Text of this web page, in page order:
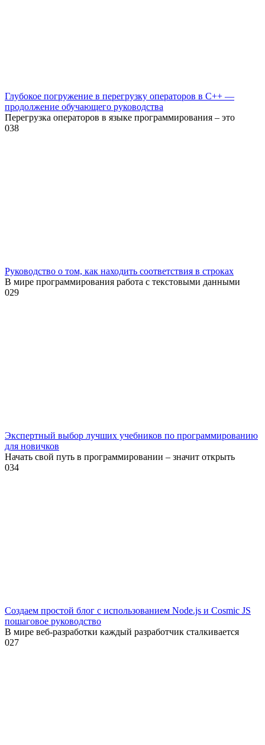
Глубокое погружение в перегрузку операторов в C++ —
продолжение обучающего руководства
Перегрузка операторов в языке программирования – это
038
Руководство о том, как находить соответствия в строках
В мире программирования работа с текстовыми данными
029
Экспертный выбор лучших учебников по программированию
для новичков
Начать свой путь в программировании – значит открыть
034
Создаем простой блог с использованием Node.js и Cosmic JS
пошаговое руководство
В мире веб-разработки каждый разработчик сталкивается
027